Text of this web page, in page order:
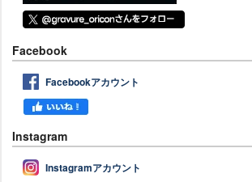
Facebook
Facebookアカウント
Instagram
Instagramアカウント